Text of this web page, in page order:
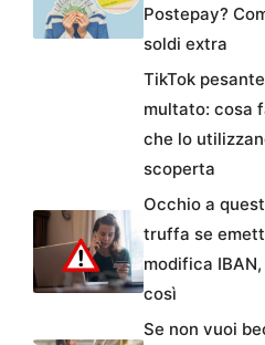
Postepay?
soldi extra
TikTok
multato: cosa
che lo
scoperta
Occhio a
truffa se
modifica
così
Se non vuoi